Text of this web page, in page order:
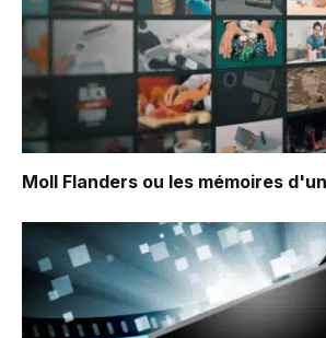
Moll Flanders ou les mémoires